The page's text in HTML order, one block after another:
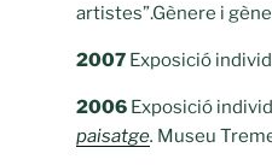
artistes”.Gènere i
2007Exposició
2006Exposició
paisatge. Museu